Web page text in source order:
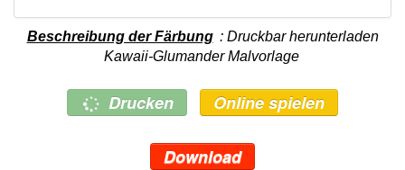
Beschreibung der Färbung : Druckbar herunterladen
Kawaii-Glumander Malvorlage
Drucken Online spielen
Download